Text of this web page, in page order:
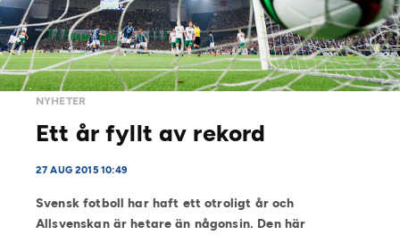
NYHETER
Ett år fyllt av rekord
27 AUG 2015 10:49
Svensk fotboll har haft ett otroligt år och
Allsvenskan är hetare än någonsin. Den här